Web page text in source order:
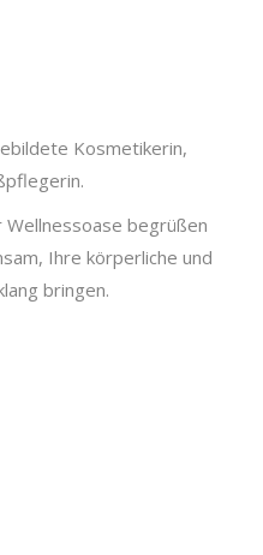
Kosmetikerin,
Wellnessoase begrüßen
Ihre körperliche und
bringen.